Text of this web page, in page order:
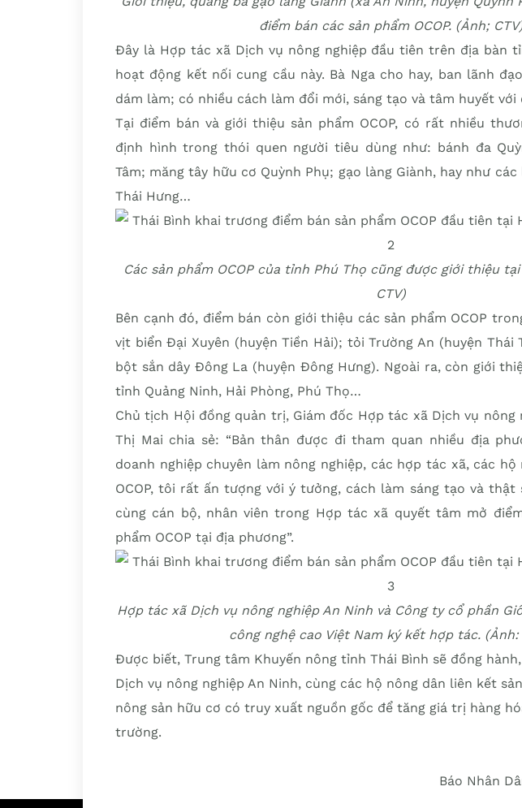
điểm bán các sản phẩm OCOP. (Ảnh;
Đây là Hợp tác xã Dịch vụ nông nghiệp đầu tiên trên địa bàn
hoạt động kết nối cung cầu này. Bà Nga cho hay, ban lãnh
dám làm; có nhiều cách làm đổi mới, sáng tạo và tâm huyết với
Tại điểm bán và giới thiệu sản phẩm OCOP, có rất nhiều
định hình trong thói quen người tiêu dùng như: bánh đa
Tâm; măng tây hữu cơ Quỳnh Phụ; gạo làng Giành, hay như
Thái Hưng…
Các sản phẩm OCOP của tỉnh Phú Thọ cũng được giới thiệu
CTV)
Bên cạnh đó, điểm bán còn giới thiệu các sản phẩm OCOP
vịt biển Đại Xuyên (huyện Tiền Hải); tỏi Trường An (huyện Thái
bột sắn dây Đông La (huyện Đông Hưng). Ngoài ra, còn giới
tỉnh Quảng Ninh, Hải Phòng, Phú Thọ…
Chủ tịch Hội đồng quản trị, Giám đốc Hợp tác xã Dịch vụ nông
Thị Mai chia sẻ: “Bản thân được đi tham quan nhiều địa
doanh nghiệp chuyên làm nông nghiệp, các hợp tác xã, các hộ
OCOP, tôi rất ấn tượng với ý tưởng, cách làm sáng tạo và thật
cùng cán bộ, nhân viên trong Hợp tác xã quyết tâm mở
phẩm OCOP tại địa phương”.
Hợp tác xã Dịch vụ nông nghiệp An Ninh và Công ty cổ phần
công nghệ cao Việt Nam ký kết hợp tác. (Ảnh:
Được biết, Trung tâm Khuyến nông tỉnh Thái Bình sẽ đồng
Dịch vụ nông nghiệp An Ninh, cùng các hộ nông dân liên kết
nông sản hữu cơ có truy xuất nguồn gốc để tăng giá trị hàng
trường.
Báo Nhân